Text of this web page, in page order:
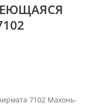
7102 Махонь-